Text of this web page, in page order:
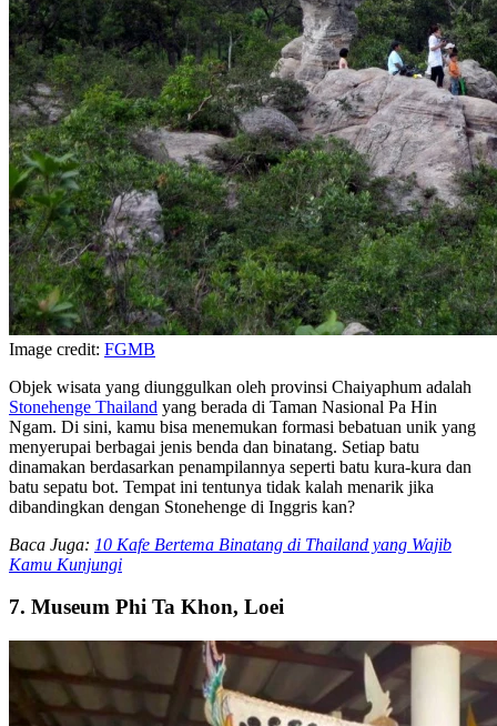
Image credit: FGMB
Objek wisata yang diunggulkan oleh provinsi Chaiyaphum adalah
Stonehenge Thailand yang berada di Taman Nasional Pa Hin
Ngam. Di sini, kamu bisa menemukan formasi bebatuan unik yang
menyerupai berbagai jenis benda dan binatang. Setiap batu
dinamakan berdasarkan penampilannya seperti batu kura-kura dan
batu sepatu bot. Tempat ini tentunya tidak kalah menarik jika
dibandingkan dengan Stonehenge di Inggris kan?
Baca Juga: 10 Kafe Bertema Binatang di Thailand yang Wajib
Kamu Kunjungi
7. Museum Phi Ta Khon, Loei